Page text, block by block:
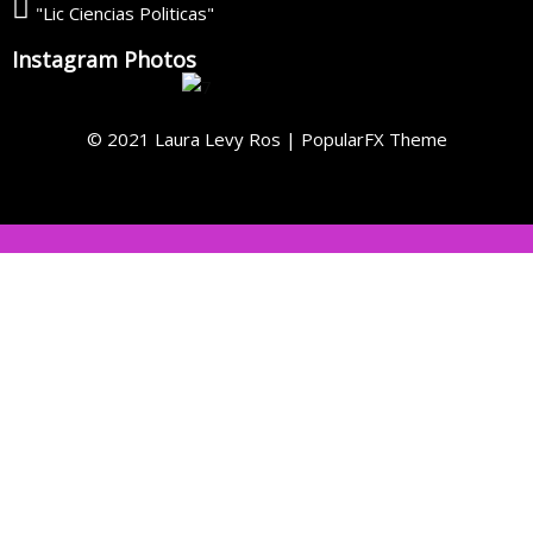
"Lic Ciencias Politicas"
Instagram Photos
© 2021 Laura Levy Ros | PopularFX Theme